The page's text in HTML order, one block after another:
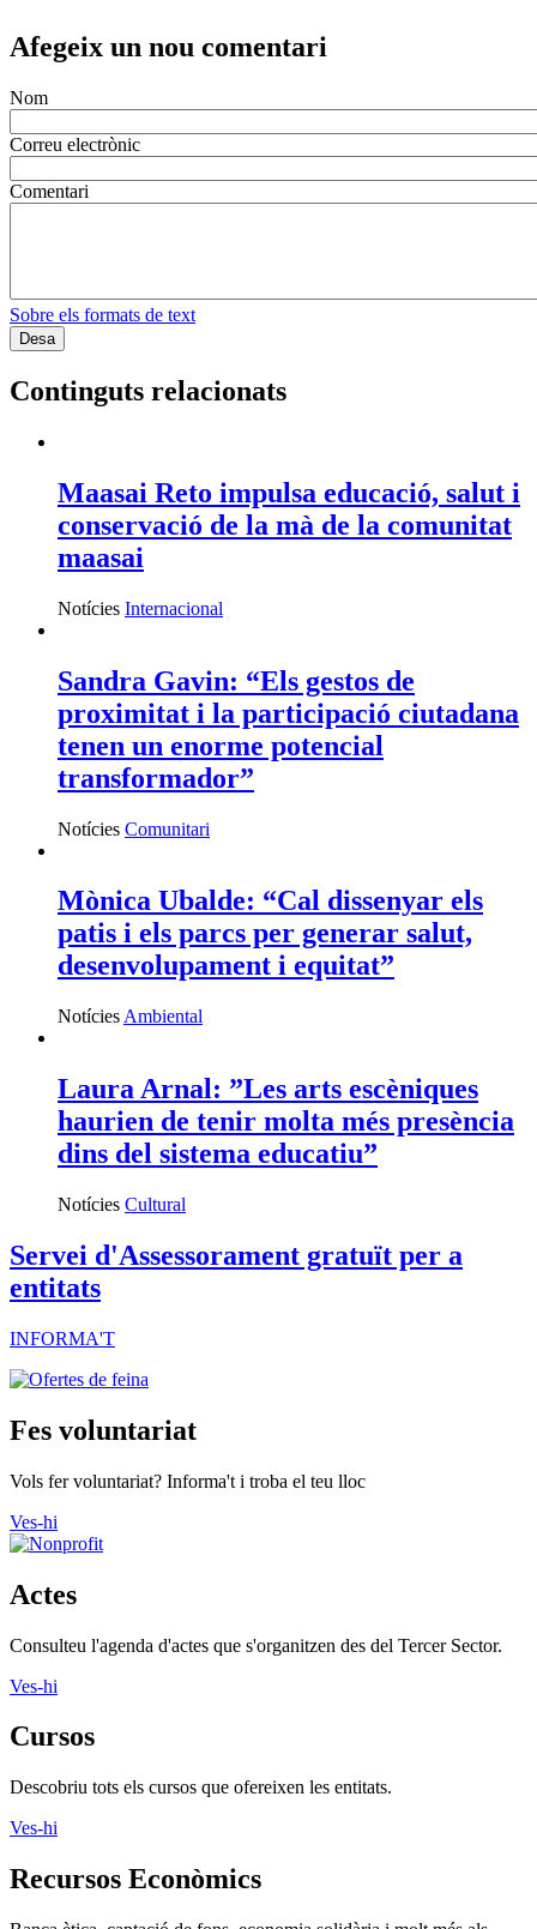
Afegeix un nou comentari
Nom
Correu electrònic
Comentari
Sobre els formats de text
Continguts relacionats
Maasai Reto impulsa educació, salut i
conservació de la mà de la comunitat
maasai
Notícies Internacional
Sandra Gavin: “Els gestos de
proximitat i la participació ciutadana
tenen un enorme potencial
transformador”
Notícies Comunitari
Mònica Ubalde: “Cal dissenyar els
patis i els parcs per generar salut,
desenvolupament i equitat”
Notícies Ambiental
Laura Arnal: ”Les arts escèniques
haurien de tenir molta més presència
dins del sistema educatiu”
Notícies Cultural
Servei d'Assessorament gratuït per a
entitats
INFORMA'T
Fes voluntariat
Vols fer voluntariat? Informa't i troba el teu lloc
Ves-hi
Actes
Consulteu l'agenda d'actes que s'organitzen des del Tercer Sector.
Ves-hi
Cursos
Descobriu tots els cursos que ofereixen les entitats.
Ves-hi
Recursos Econòmics